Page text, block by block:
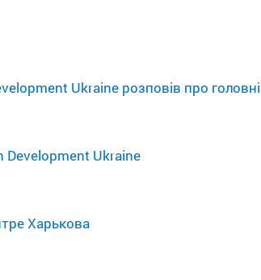
Ukraine розповів про
Ukraine
Харькова